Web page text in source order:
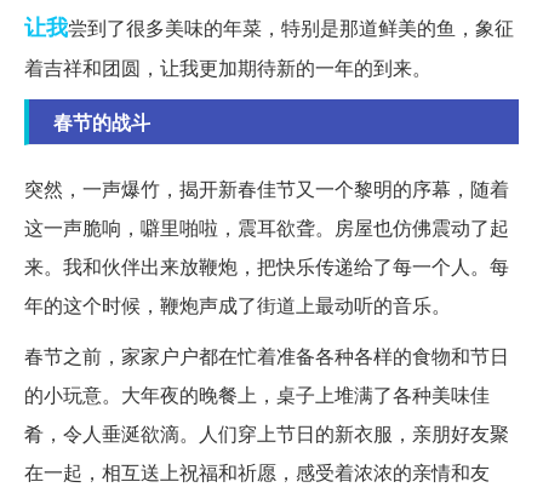
让我尝到了很多美味的年菜，特别是那道鲜美的鱼，象征
着吉祥和团圆，让我更加期待新的一年的到来。
春节的战斗
突然，一声爆竹，揭开新春佳节又一个黎明的序幕，随着
这一声脆响，噼里啪啦，震耳欲聋。房屋也仿佛震动了起
来。我和伙伴出来放鞭炮，把快乐传递给了每一个人。每
年的这个时候，鞭炮声成了街道上最动听的音乐。
春节之前，家家户户都在忙着准备各种各样的食物和节日
的小玩意。大年夜的晚餐上，桌子上堆满了各种美味佳
肴，令人垂涎欲滴。人们穿上节日的新衣服，亲朋好友聚
在一起，相互送上祝福和祈愿，感受着浓浓的亲情和友